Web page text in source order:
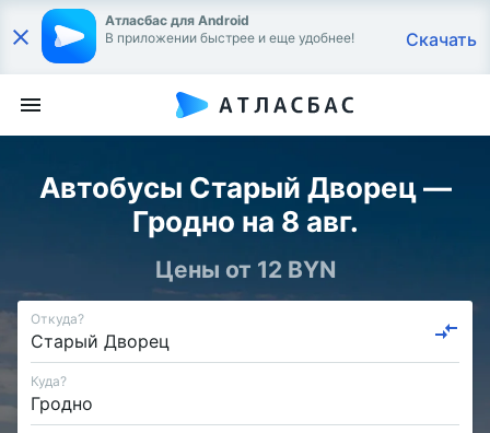
Атласбас для Android
В приложении быстрее и еще удобнее!
Скачать
Автобусы Старый Дворец —
Гродно на 8 авг.
Цены от 12 BYN
Откуда?
Куда?